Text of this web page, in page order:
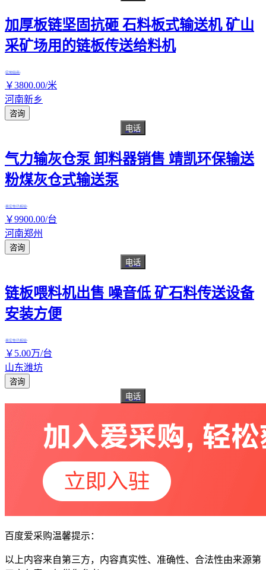
加厚板链坚固抗砸 石料板式输送机 矿山
采矿场用的链板传送给料机
实地验商
￥3800.00/米
河南新乡
咨询
电话
气力输灰仓泵 卸料器销售 靖凯环保输送
粉煤灰仓式输送泵
真实性已核验
￥9900.00/台
河南郑州
咨询
电话
链板喂料机出售 噪音低 矿石料传送设备
安装方便
真实性已核验
￥ 5.00万/台
山东潍坊
咨询
电话
百度爱采购温馨提示：
以上内容来自第三方，内容真实性、准确性、合法性由来源第